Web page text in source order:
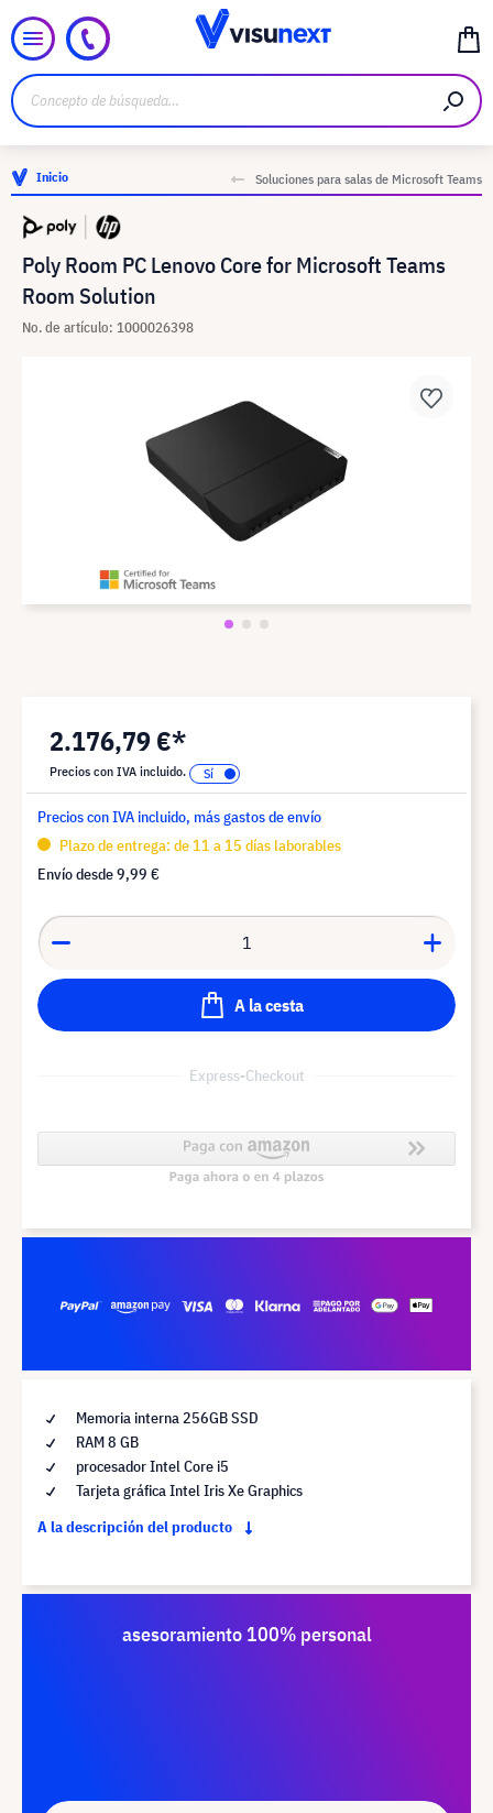
Inicio Soluciones para salas de Microsoft Teams
Poly Room PC Lenovo Core for Microsoft Teams
Room Solution
No. de artículo: 1000026398
2.176,79 €*
Precios con IVA incluido.
Precios con IVA incluido, más gastos de envío
Plazo de entrega: de 11 a 15 días laborables
Envío desde9,99 €
A la cesta
Express-Checkout
Memoria interna 256GB SSD
RAM 8 GB
procesador Intel Core i5
Tarjeta gráfica Intel Iris Xe Graphics
A la descripción del producto
asesoramiento 100% personal